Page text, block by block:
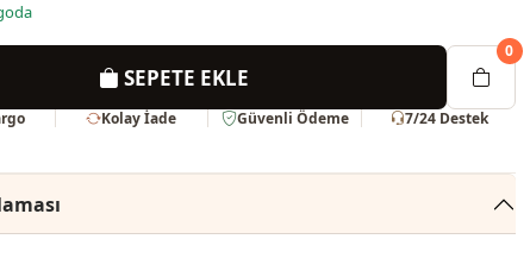
SEPETE EKLE
0
Kolay İade Güvenli Ödeme 7/24 Destek